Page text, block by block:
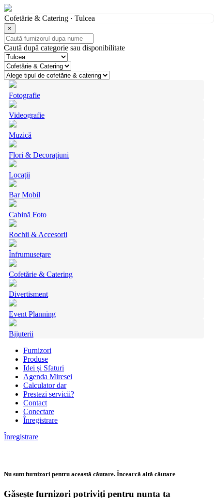
Cofetărie & Catering · Tulcea
×
Caută după categorie sau disponibilitate
Fotografie
Videografie
Muzică
Flori & Decorațiuni
Locații
Bar Mobil
Cabină Foto
Rochii & Accesorii
Înfrumusețare
Cofetărie & Catering
Divertisment
Event Planning
Bijuterii
Furnizori
Produse
Idei și Sfaturi
Agenda Miresei
Calculator dar
Prestezi servicii?
Contact
Conectare
Înregistrare
Înregistrare
Nu sunt furnizori pentru această căutare. Încearcă altă căutare
Găsește furnizori potriviți pentru nunta ta